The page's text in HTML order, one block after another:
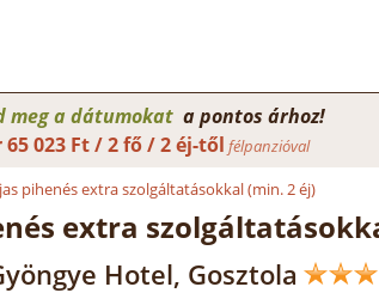
meg a dátumokat a pontos árhoz!
65 023 Ft / 2 fő / 2 éj-től félpanzióval
pihenés extra szolgáltatásokkal (min. 2 éj)
extra
Hotel, Gosztola